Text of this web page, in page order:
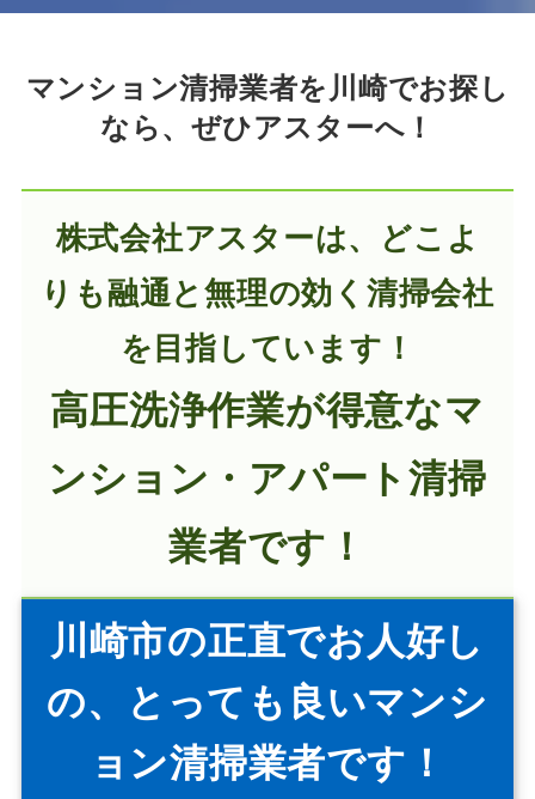
マンション清掃業者を川崎でお探し
なら、ぜひアスターへ！
株式会社アスターは、どこよ
りも融通と無理の効く清掃会社
を目指しています！
高圧洗浄作業が得意なマ
ンション・アパート清掃
業者です！
川崎市の正直でお人好し
の、とっても良いマンシ
ョン清掃業者です！